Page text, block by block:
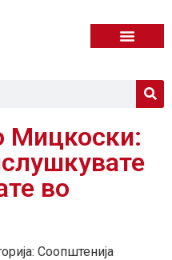
Мицкоски:
во
Соопштенија